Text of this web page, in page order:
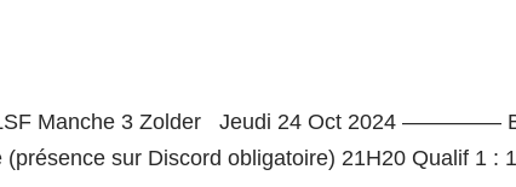
Manche 3 Zolder Jeudi 24 Oct 2024 ————–
(présence sur Discord obligatoire) 21H20 Qualif 1